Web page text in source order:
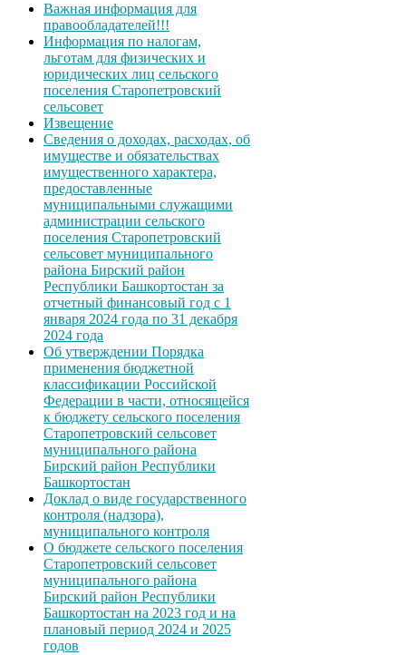
Важная информация для
правообладателей!!!
Информация по налогам,
льготам для физических и
юридических лиц сельского
поселения Старопетровский
сельсовет
Извещение
Сведения о доходах, расходах, об
имуществе и обязательствах
имущественного характера,
предоставленные
муниципальными служащими
администрации сельского
поселения Старопетровский
сельсовет муниципального
района Бирский район
Республики Башкортостан за
отчетный финансовый год с 1
января 2024 года по 31 декабря
2024 года
Об утверждении Порядка
применения бюджетной
классификации Российской
Федерации в части, относящейся
к бюджету сельского поселения
Старопетровский сельсовет
муниципального района
Бирский район Республики
Башкортостан
Доклад о виде государственного
контроля (надзора),
муниципального контроля
О бюджете сельского поселения
Старопетровский сельсовет
муниципального района
Бирский район Республики
Башкортостан на 2023 год и на
плановый период 2024 и 2025
годов